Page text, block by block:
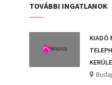
TOVÁBBI INGATLANOK
KIADÓ